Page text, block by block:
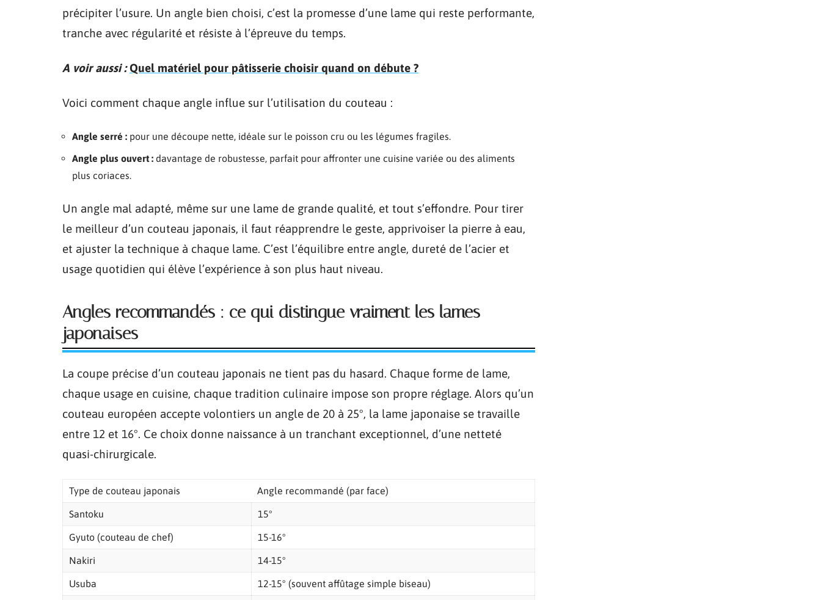
précipiter l’usure. Un angle bien choisi, c’est la promesse d’une lame qui reste performante,
tranche avec régularité et résiste à l’épreuve du temps.
A voir aussi : Quel matériel pour pâtisserie choisir quand on débute ?
Voici comment chaque angle influe sur l’utilisation du couteau :
Angle serré : pour une découpe nette, idéale sur le poisson cru ou les légumes fragiles.
Angle plus ouvert : davantage de robustesse, parfait pour affronter une cuisine variée ou des aliments
plus coriaces.
Un angle mal adapté, même sur une lame de grande qualité, et tout s’effondre. Pour tirer
le meilleur d’un couteau japonais, il faut réapprendre le geste, apprivoiser la pierre à eau,
et ajuster la technique à chaque lame. C’est l’équilibre entre angle, dureté de l’acier et
usage quotidien qui élève l’expérience à son plus haut niveau.
Angles recommandés : ce qui distingue vraiment les lames
japonaises
La coupe précise d’un couteau japonais ne tient pas du hasard. Chaque forme de lame,
chaque usage en cuisine, chaque tradition culinaire impose son propre réglage. Alors qu’un
couteau européen accepte volontiers un angle de 20 à 25°, la lame japonaise se travaille
entre 12 et 16°. Ce choix donne naissance à un tranchant exceptionnel, d’une netteté
quasi-chirurgicale.
Type de couteau japonais Angle recommandé (par face)
Santoku 15°
Gyuto (couteau de chef) 15-16°
Nakiri 14-15°
Usuba 12-15° (souvent affûtage simple biseau)